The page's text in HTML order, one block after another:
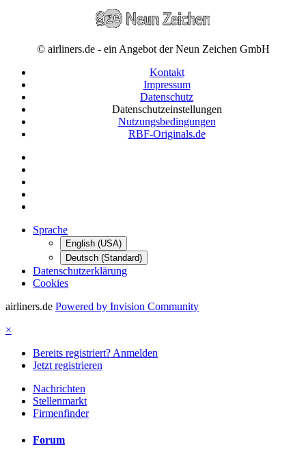
© airliners.de - ein Angebot der Neun Zeichen GmbH
Kontakt
Impressum
Datenschutz
Datenschutzeinstellungen
Nutzungsbedingungen
RBF-Originals.de
Sprache
English (USA)
Deutsch (Standard)
Datenschutzerklärung
Cookies
airliners.de Powered by Invision Community
×
Bereits registriert? Anmelden
Jetzt registrieren
Nachrichten
Stellenmarkt
Firmenfinder
Forum